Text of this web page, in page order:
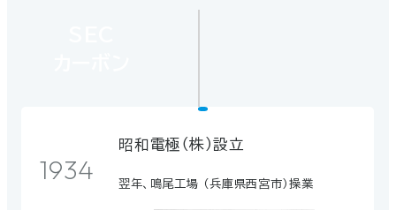
1934
昭和電極（株）設立
翌年、鳴尾工場 （兵庫県西宮市）操業
1929
ピッチコークス （株）設立
協和カーボンの前身企業